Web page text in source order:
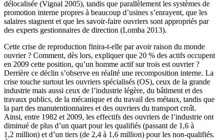
délocalisée (Vignal 2005), tandis que parallèlement les systèmes de
promotion interne propres à beaucoup d’usines s’enrayent, que les
salaires stagnent et que les savoir-faire ouvriers sont appropriés par
des experts gestionnaires de direction (Lomba 2013).
Cette crise de reproduction finira-t-elle par avoir raison du monde
ouvrier ? Comment, dès lors, expliquer que 20 % des actifs occupent
en 2009 cette position, qu’un homme actif sur trois est ouvrier ?
Derrière ce déclin s’observe en réalité une recomposition interne. La
crise touche surtout les ouvriers spécialisés (OS), ceux de la grande
industrie mais aussi ceux de l’industrie légère, du bâtiment et des
travaux publics, de la mécanique et du travail des métaux, tandis que
la part des manutentionnaires et des ouvriers du transport croît.
Ainsi, entre 1982 et 2009, les effectifs des ouvriers de l’industrie ont
diminué de plus d’un quart pour les qualifiés (passant de 1,6 à
1,2 million) et d’un tiers (de 2,4 à 1,6 million) pour les non-qualifiés.